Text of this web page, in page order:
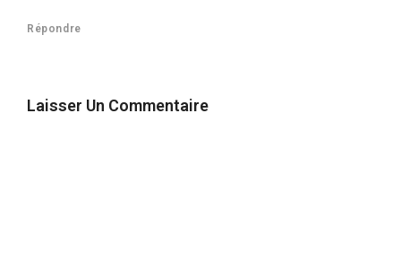
Répondre
Laisser Un Commentaire